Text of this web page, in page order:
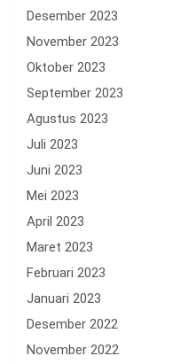
Desember 2023
November 2023
Oktober 2023
September 2023
Agustus 2023
Juli 2023
Juni 2023
Mei 2023
April 2023
Maret 2023
Februari 2023
Januari 2023
Desember 2022
November 2022